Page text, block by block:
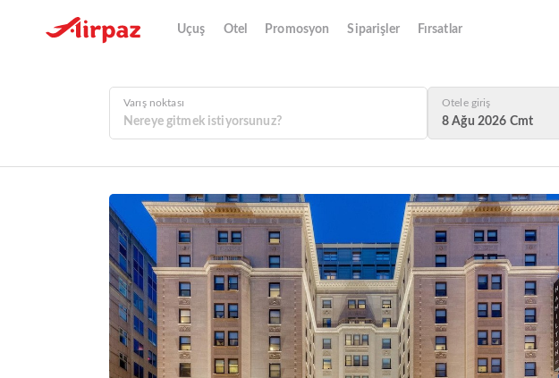
Uçuş Otel Promosyon Siparişler Fırsatlar
Varış noktası Otele giriş
8 Ağu 2026 Cmt